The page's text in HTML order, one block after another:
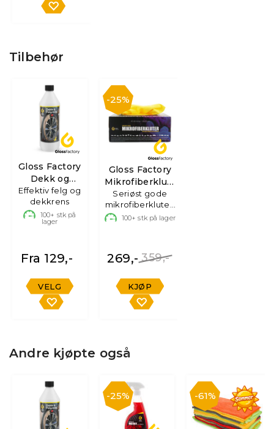
Tilbehør
Gloss Factory
Dekk og
Felgrens
Effektiv felg og
dekkrens
100+ stk på
lager
Fra 129,-
VELG
25%
Gloss Factory
Mikrofiberkluter
Box
Seriøst gode
mikrofiberkluter,
40 pack!
100+ stk på lager
359,-
269,-
KJØP
Andre kjøpte også
25% 61%